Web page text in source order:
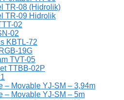
TR-08 (Hidrolik)
TR-09 Hidrolik
02
02
KBTL-72
19G
TVT-05
TTBB-02P
– Movable YJ-SM – 3,94m
– Movable YJ-SM – 5m